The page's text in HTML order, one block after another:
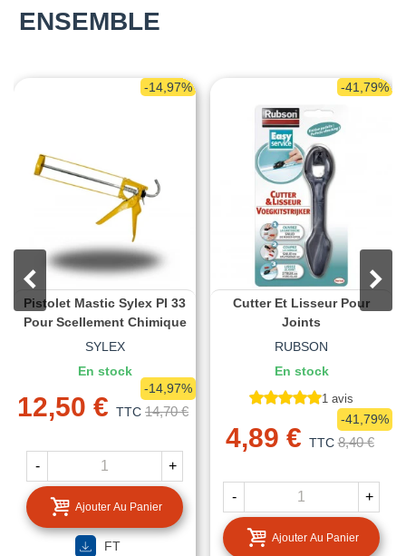
ENSEMBLE
-14,97%
Pistolet Mastic Sylex PI 33
Pour Scellement Chimique
SYLEX
En stock
12,50 € TTC 14,70 €
-14,97%
- +
Ajouter Au Panier
FT
-41,79%
Cutter Et Lisseur Pour
Joints
RUBSON
En stock
1 avis
4,89 € TTC 8,40 €
-41,79%
- +
Ajouter Au Panier